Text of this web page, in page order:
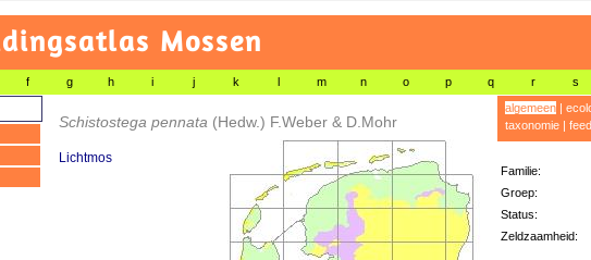
Mossen
f g h i j k l m n o p q r s
Schistostega pennata (Hedw.) F.Weber & D.Mohr
Lichtmos
algemeen|
taxonomie|
Familie:
Groep:
Status:
Zeldzaamheid: